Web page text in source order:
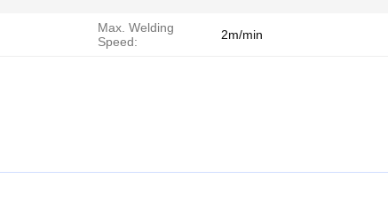
Max. Welding
Speed:
2m/min